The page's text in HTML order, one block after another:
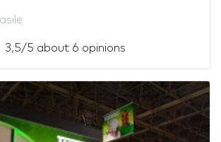
3,5/5 about 6 opinions